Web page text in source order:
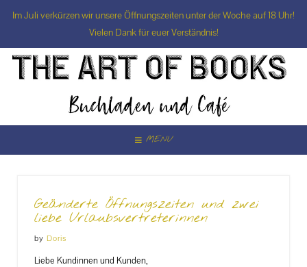
Im Juli verkürzen wir unsere Öffnungszeiten unter der Woche auf 18 Uhr!
Vielen Dank für euer Verständnis!
Skip
MENU
Geänderte Öffnungszeiten und zwei
liebe Urlaubsvertreterinnen
by Doris
Liebe Kundinnen und Kunden,